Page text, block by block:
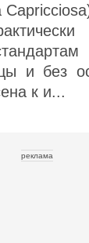
и без
к и...
реклама